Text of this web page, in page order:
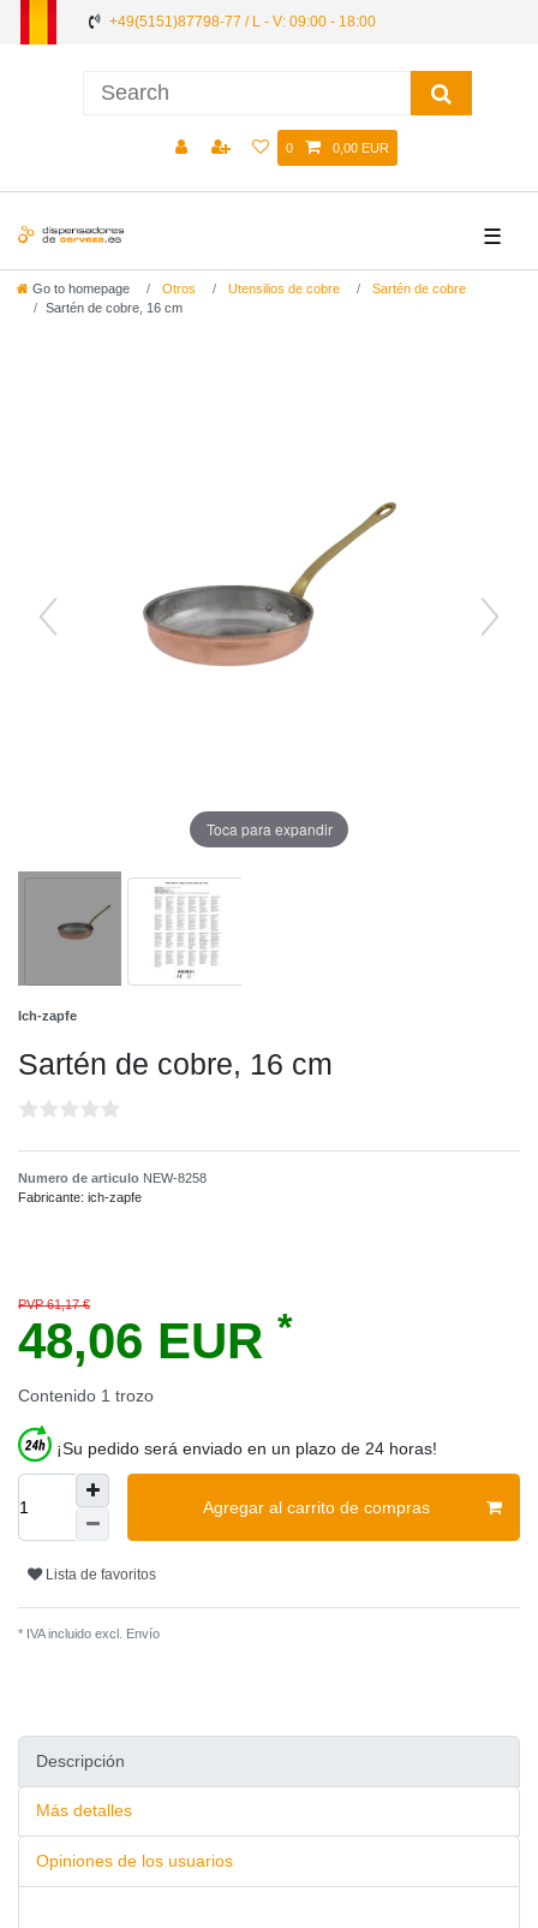
+49(5151)87798-77 / L - V: 09:00 - 18:00
0 0,00 EUR
☰
Go to homepage Otros Utensilios de cobre
Sartén de cobre
Sartén de cobre, 16 cm
Toca para expandir
Ich-zapfe
Sartén de cobre, 16 cm
Numero de articulo NEW-8258
Fabricante: ich-zapfe
PVP 61,17 €
48,06 EUR *
Contenido 1 trozo
¡Su pedido será enviado en un plazo de 24 horas!
Agregar al carrito de compras
Lista de favoritos
* IVA incluido excl. Envío
Descripción
Más detalles
Opiniones de los usuarios